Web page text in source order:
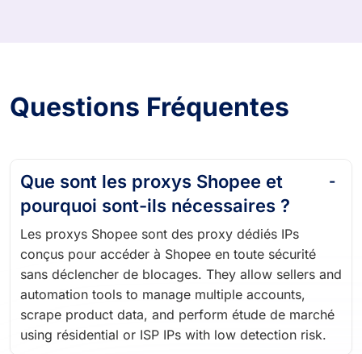
Questions Fréquentes
Que sont les proxys Shopee et
pourquoi sont-ils nécessaires ?
Les proxys Shopee sont des proxy dédiés IPs
conçus pour accéder à Shopee en toute sécurité
sans déclencher de blocages. They allow sellers and
automation tools to manage multiple accounts,
scrape product data, and perform étude de marché
using résidential or ISP IPs with low detection risk.